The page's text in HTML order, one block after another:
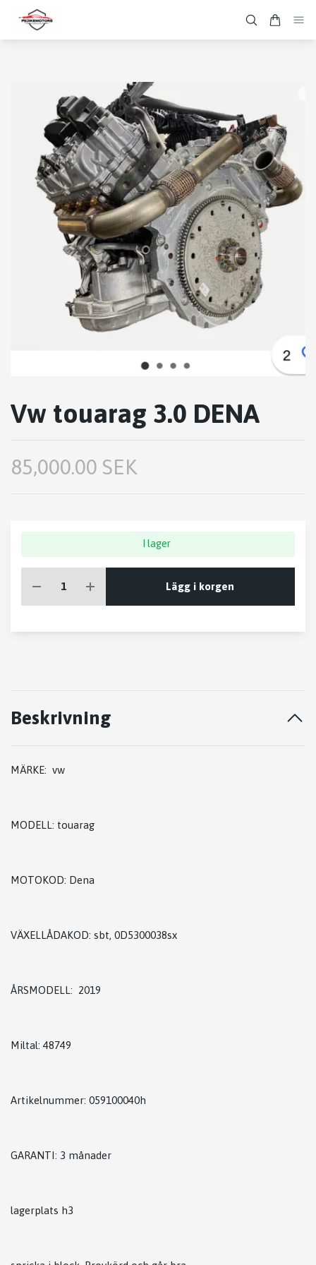
Vw touarag 3.0 DENA
85,000.00 SEK
I lager
Lägg i korgen
Beskrivning
MÄRKE: vw
MODELL: touarag
MOTOKOD: Dena
VÄXELLÅDAKOD: sbt, 0D5300038sx
ÅRSMODELL: 2019
Miltal: 48749
Artikelnummer: 059100040h
GARANTI: 3 månader
lagerplats h3